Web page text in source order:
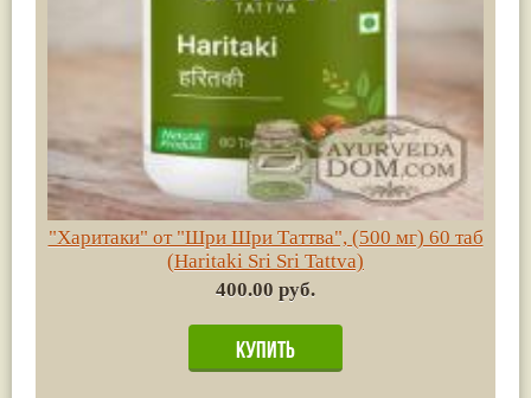
"Харитаки" от "Шри Шри Таттва", (500 мг) 60 таб
(Haritaki Sri Sri Tattva)
400.00 руб.